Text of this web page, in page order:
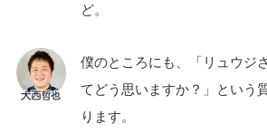
ど。
僕のところにも、「リュウジ
てどう思いますか？」という
ります。